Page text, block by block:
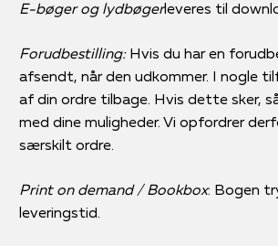
E-bøger og lydbøgerleveres til
Forudbestilling:Hvis du har en
afsendt, når den udkommer. I nogle
af din ordre tilbage. Hvis dette sker,
med dine muligheder. Vi opfordrer
særskilt ordre.
Print on demand / Bookbox: Bogen
leveringstid.